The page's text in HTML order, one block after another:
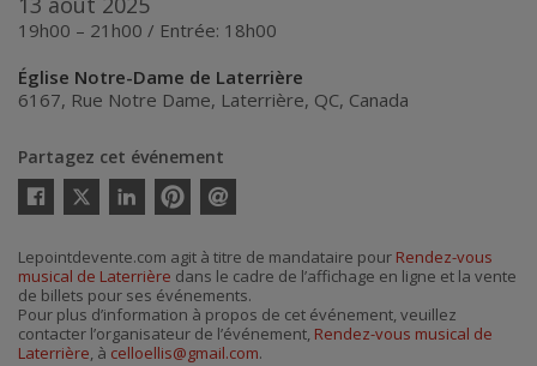
19h00 – 21h00 / Entrée: 18h00
Église Notre-Dame de Laterrière
6167, Rue Notre Dame, Laterrière, QC, Canada
Partagez cet événement
Twitter
courriel
Lepointdevente.com agit à titre de mandataire pour Rendez-vous
musical de Laterrière dans le cadre de l’affichage en ligne et la vente
de billets pour ses événements.
Pour plus d’information à propos de cet événement, veuillez
contacter l’organisateur de l’événement, Rendez-vous musical de
Laterrière, à celloellis@gmail.com.